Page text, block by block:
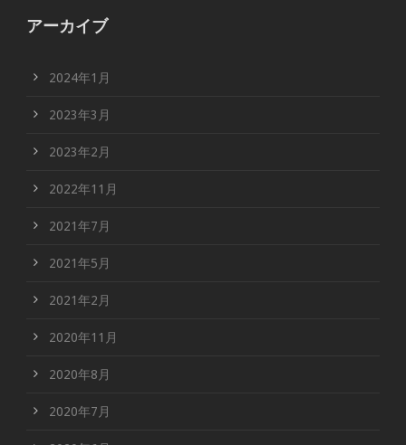
アーカイブ
2024年1月
2023年3月
2023年2月
2022年11月
2021年7月
2021年5月
2021年2月
2020年11月
2020年8月
2020年7月